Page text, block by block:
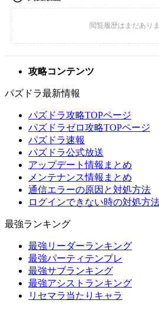
攻略コンテンツ
パズドラ最新情報
パズドラ攻略TOPページ
パズドラゼロ攻略TOPページ
パズドラ速報
パズドラ公式放送
アップデート情報まとめ
メンテナンス情報まとめ
通信エラーの原因と対処方法
ログインできない時の対処方
最強ランキング
最強リーダーランキング
最強パーティテンプレ
最強サブランキング
最強アシストランキング
リセマラ当たりキャラ